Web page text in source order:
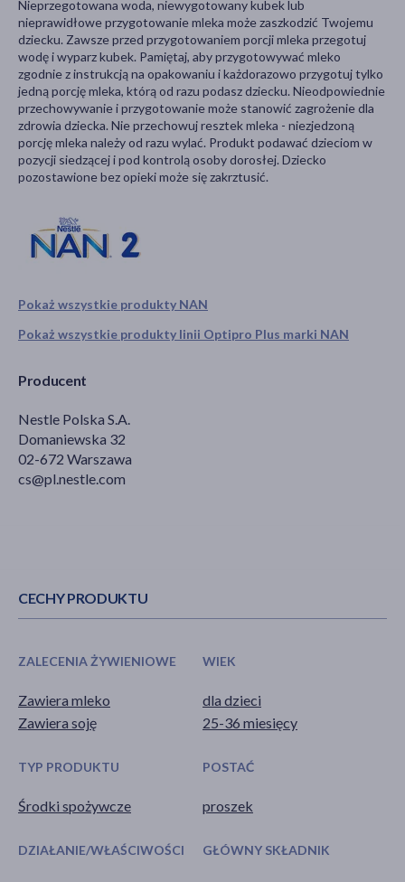
Pokaż wszystkie produkty NAN
Pokaż wszystkie produkty linii Optipro Plus marki NAN
Producent
Nestle Polska S.A.
Domaniewska 32
02-672 Warszawa
cs@pl.nestle.com
Nieprzegotowana woda, niewygotowany kubek lub
nieprawidłowe przygotowanie mleka może zaszkodzić Twojemu
dziecku. Zawsze przed przygotowaniem porcji mleka przegotuj
wodę i wyparz kubek. Pamiętaj, aby przygotowywać mleko
zgodnie z instrukcją na opakowaniu i każdorazowo przygotuj tylko
jedną porcję mleka, którą od razu podasz dziecku. Nieodpowiednie
przechowywanie i przygotowanie może stanowić zagrożenie dla
zdrowia dziecka. Nie przechowuj resztek mleka - niezjedzoną
porcję mleka należy od razu wylać. Produkt podawać dzieciom w
pozycji siedzącej i pod kontrolą osoby dorosłej. Dziecko
pozostawione bez opieki może się zakrztusić.
CECHY PRODUKTU
ZALECENIA ŻYWIENIOWE
Zawiera mleko
Zawiera soję
WIEK
dla dzieci
25-36 miesięcy
TYP PRODUKTU
Środki spożywcze
POSTAĆ
proszek
DZIAŁANIE/WŁAŚCIWOŚCI GŁÓWNY SKŁADNIK